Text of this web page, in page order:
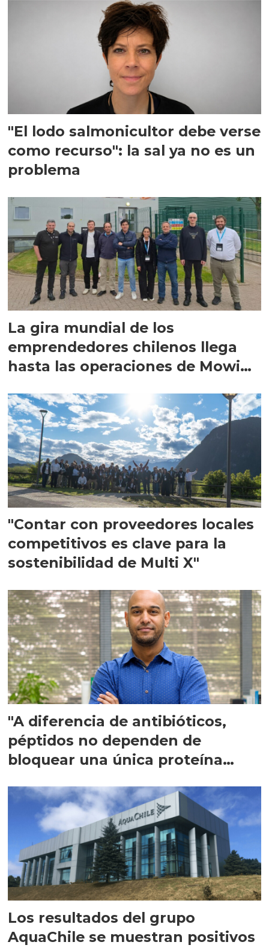
"El lodo salmonicultor debe verse
como recurso": la sal ya no es un
problema
La gira mundial de los
emprendedores chilenos llega
hasta las operaciones de Mowi
"Contar con proveedores locales
competitivos es clave para la
sostenibilidad de Multi X"
"A diferencia de antibióticos,
péptidos no dependen de
bloquear una única proteína
Los resultados del grupo
AquaChile se muestran positivos